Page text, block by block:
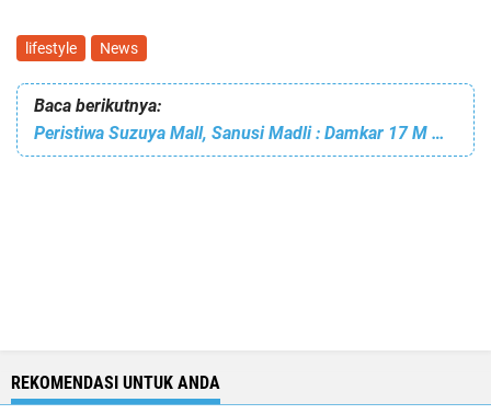
lifestyle News
Baca berikutnya:
Peristiwa Suzuya Mall, Sanusi Madli : Damkar 17 M Menjadi Misteri
REKOMENDASI UNTUK ANDA